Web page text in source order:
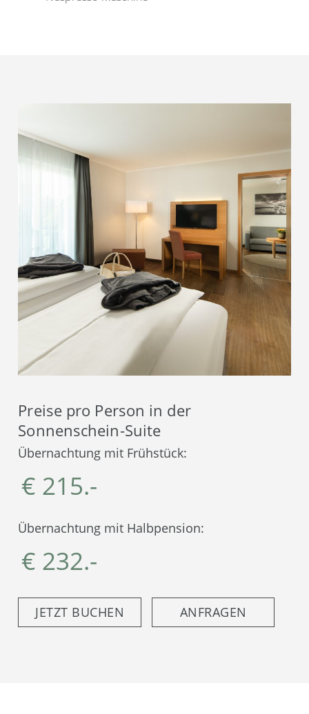
Preise pro Person in der
Sonnenschein-Suite
Übernachtung mit Frühstück:
€ 215.-
Übernachtung mit Halbpension:
€ 232.-
JETZT BUCHEN ANFRAGEN